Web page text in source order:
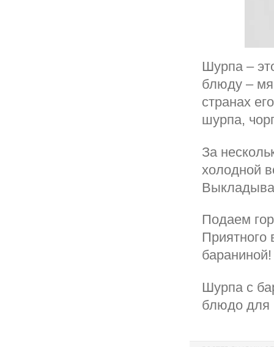
Шурпа –
блюду –
странах
шурпа,
За
холодной
Подаем
Приятного
бараниной!
Шурпа с
блюдо для